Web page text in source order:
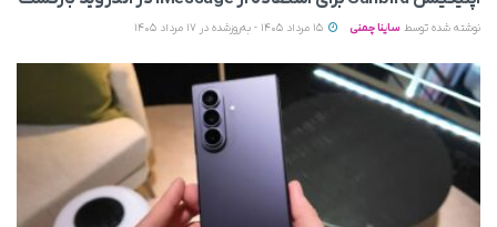
نوشته شده توسط ساینا چمنی